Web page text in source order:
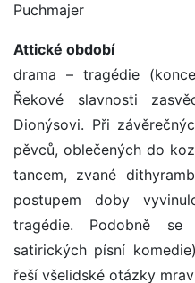
Puchmajer
Attické období
drama – tragédie
Řekové slavnosti
Dionýsovi. Při
pěvců, oblečených do
tancem, zvané
postupem doby
tragédie. Podobně
satirických písní
řeší všelidské otázky